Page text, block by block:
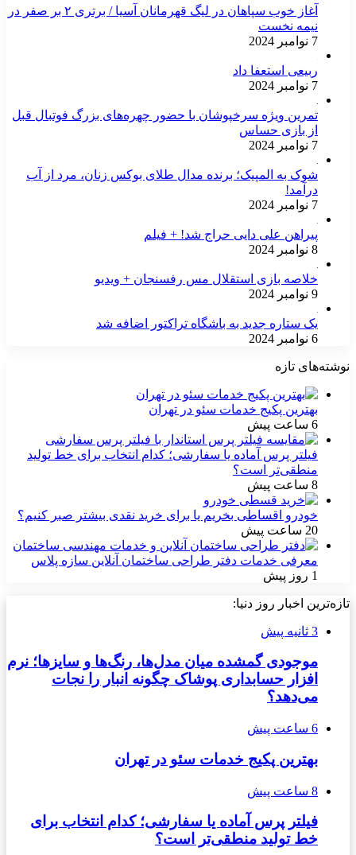
آغاز خوب سپاهان در لیگ قهرمانان آسیا / برتری ۲ بر صفر در
نیمه نخست
7 نوامبر 2024
ربیعی استعفا داد
7 نوامبر 2024
تمرین ویژه سرخپوشان با حضور چهره‌های بزرگ فوتبال قبل
از بازی حساس
7 نوامبر 2024
شوک به المپیک؛ برنده مدال طلای بوکس زنان، مرد از آب
درآمد!
7 نوامبر 2024
پیراهن علی دایی حراج شد! + فیلم
8 نوامبر 2024
خلاصه بازی استقلال مس رفسنجان + ویدیو
9 نوامبر 2024
یک ستاره جدید به باشگاه تراکتور اضافه شد
6 نوامبر 2024
نوشته‌های تازه
بهترین پکیج خدمات سئو در تهران
6 ساعت پیش
فیلتر پرس آماده یا سفارشی؛ کدام انتخاب برای خط تولید
منطقی‌تر است؟
8 ساعت پیش
خودرو اقساطی بخریم یا برای خرید نقدی بیشتر صبر کنیم؟
20 ساعت پیش
معرفی خدمات دفتر طراحی ساختمان آنلاین سازه پلاس
1 روز پیش
تازه‌ترین اخبار روز دنیا:
3 ثانیه پیش
موجودی گمشده میان مدل‌ها، رنگ‌ها و سایزها؛ نرم
افزار حسابداری پوشاک چگونه انبار را نجات
می‌دهد؟
6 ساعت پیش
بهترین پکیج خدمات سئو در تهران
8 ساعت پیش
فیلتر پرس آماده یا سفارشی؛ کدام انتخاب برای
خط تولید منطقی‌تر است؟